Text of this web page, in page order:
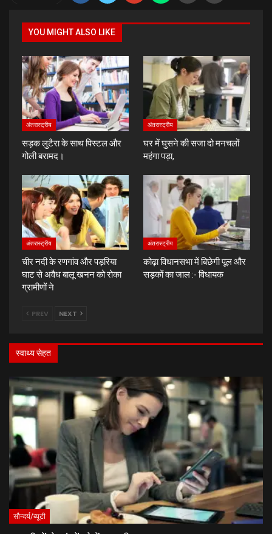
YOU MIGHT ALSO LIKE
अंतरास्ट्रीय
सड़क लुटैरा के साथ पिस्टल और
गोली बरामद।
अंतरास्ट्रीय
घर में घुसने की सजा दो मनचलों
महंगा पड़ा,
अंतरास्ट्रीय
चीर नदी के रणगांव और पड़रिया
घाट से अवैध बालू खनन को रोका
ग्रामीणों ने
अंतरास्ट्रीय
कोढ़ा विधानसभा में बिछेगी पूल और
सड़कों का जाल :- विधायक
PREV NEXT
स्वाथ्य सेहत
सौन्दर्य/ब्यूटी